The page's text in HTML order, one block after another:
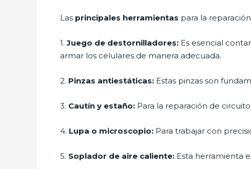
Las principales herramientas para la
1.Juego de destornilladores: Es esencial
armar los celulares de manera adecuada.
2. Pinzas antiestáticas: Estas pinzas son
3. Cautín y estaño: Para la reparación de
4. Lupa o microscopio: Para trabajar con
5. Soplador de aire caliente: Esta herramienta